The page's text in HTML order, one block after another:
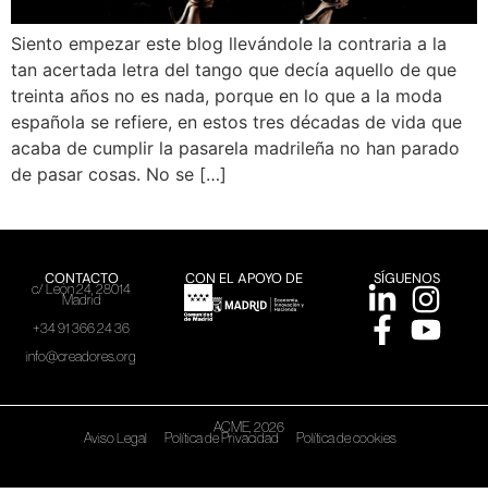
Siento empezar este blog llevándole la contraria a la
tan acertada letra del tango que decía aquello de que
treinta años no es nada, porque en lo que a la moda
española se refiere, en estos tres décadas de vida que
acaba de cumplir la pasarela madrileña no han parado
de pasar cosas. No se […]
CONTACTO
c/ León 24, 28014
Madrid
+34 91 366 24 36
info@creadores.org
CON EL APOYO DE SÍGUENOS
ACME, 2026
Aviso Legal Política de Privacidad Política de cookies